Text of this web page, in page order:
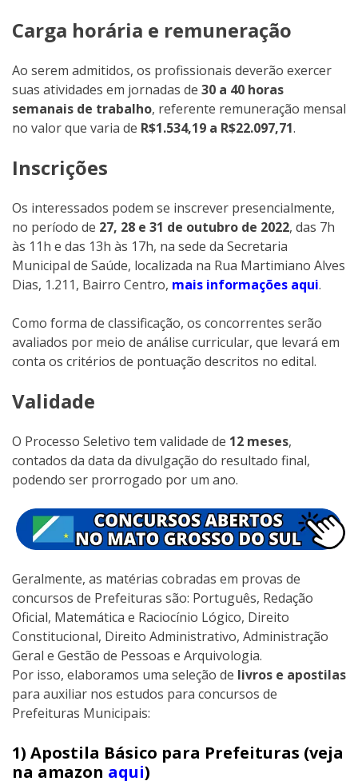
Carga horária e remuneração
Ao serem admitidos, os profissionais deverão exercer
suas atividades em jornadas de 30 a 40 horas
semanais de trabalho, referente remuneração mensal
no valor que varia de R$1.534,19 a R$22.097,71.
Inscrições
Os interessados podem se inscrever presencialmente,
no período de 27, 28 e 31 de outubro de 2022, das 7h
às 11h e das 13h às 17h, na sede da Secretaria
Municipal de Saúde, localizada na Rua Martimiano Alves
Dias, 1.211, Bairro Centro, mais informações aqui.
Como forma de classificação, os concorrentes serão
avaliados por meio de análise curricular, que levará em
conta os critérios de pontuação descritos no edital.
Validade
O Processo Seletivo tem validade de 12 meses,
contados da data da divulgação do resultado final,
podendo ser prorrogado por um ano.
Geralmente, as matérias cobradas em provas de
concursos de Prefeituras são: Português, Redação
Oficial, Matemática e Raciocínio Lógico, Direito
Constitucional, Direito Administrativo, Administração
Geral e Gestão de Pessoas e Arquivologia.
Por isso, elaboramos uma seleção de livros e apostilas
para auxiliar nos estudos para concursos de
Prefeituras Municipais:
1) Apostila Básico para Prefeituras (veja
na amazon aqui)